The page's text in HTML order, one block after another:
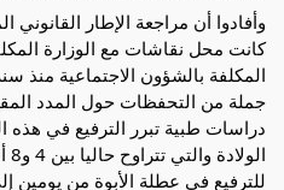
وأفادوا أن مراجعة الإطار القانوني
كانت محل نقاشات مع الوزارة
جملة من التحفظات حول المدد
دراسات طبية تبرر الترفيع في هذه